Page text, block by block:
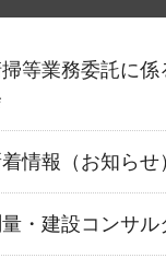
等業務委託に
情報（お知らせ
・建設コンサ